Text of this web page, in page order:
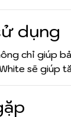
dụng
chỉ giúp
sẽ giúp